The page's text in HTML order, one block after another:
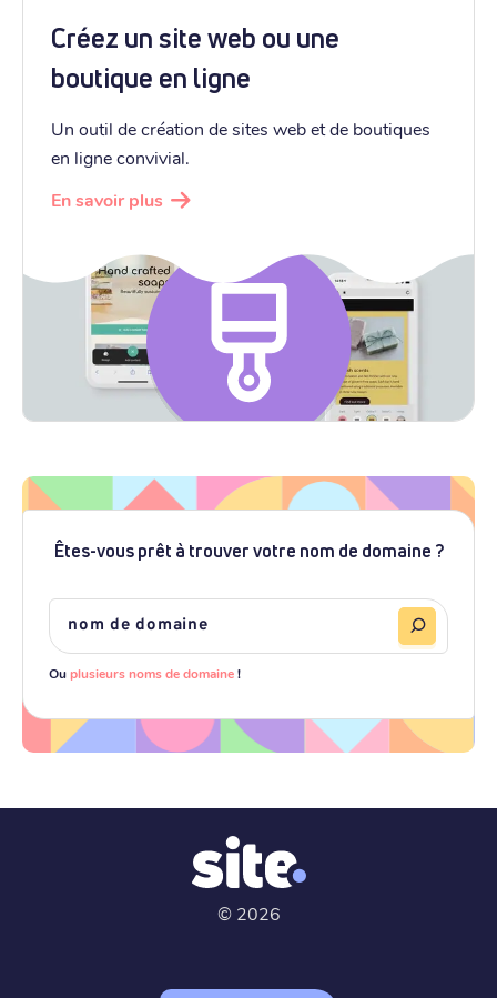
Créez un site web ou une
boutique en ligne
Un outil de création de sites web et de boutiques
en ligne convivial.
En savoir plus
Êtes-vous prêt à trouver votre nom de domaine ?
Ouplusieurs noms de domaine!
© 2026